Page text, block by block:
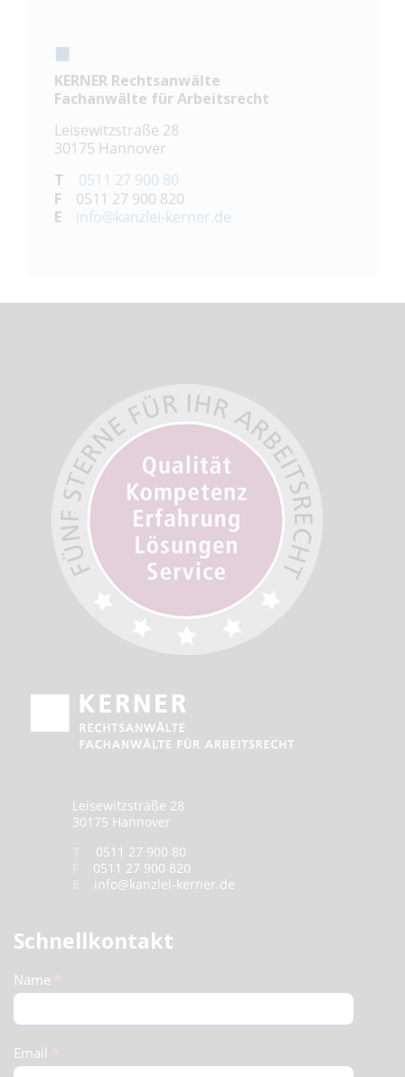
KERNER Rechtsanwälte
Fachanwälte für Arbeitsrecht
Leisewitzstraße 28
30175 Hannover
T 0511 27 900 80
F 0511 27 900 820
E info@kanzlei-kerner.de
Leisewitzstraße 28
30175 Hannover
0511 27 900 80
0511 27 900 820
info@kanzlei-kerner.de
Schnellkontakt
Schnellkontakt
(Footer)
Name *
Email *